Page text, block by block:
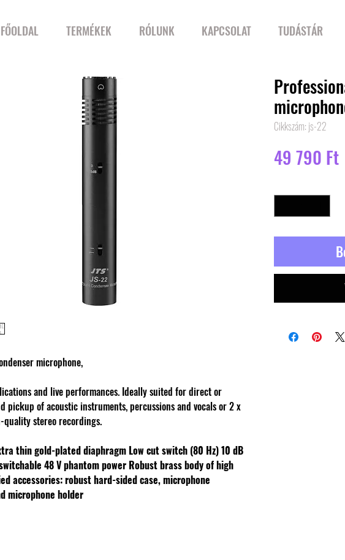
FŐOLDAL TERMÉKEK RÓLUNK KAPCSOLAT TUDÁSTÁR
microphone,
and live performances. Ideally suited for direct or
pickup of acoustic instruments, percussions and vocals or 2 x
stereo recordings.
thin gold-plated diaphragm Low cut switch (80 Hz)10 dB
48 V phantom power Robust brass body of high
accessories: robust hard-sided case, microphone
microphone holder
Cikkszám: js-22
49 790 FtÁr